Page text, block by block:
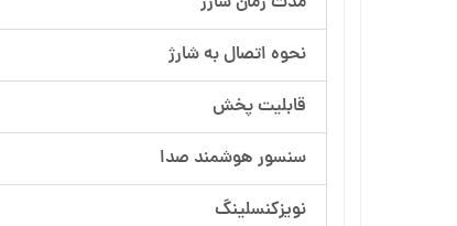
نحوه اتصال به شارژ
قابلیت پخش
سنسور هوشمند صدا
نویزکنسلینگ